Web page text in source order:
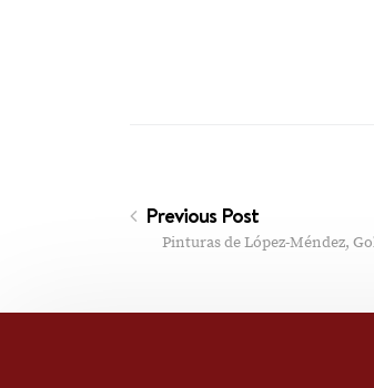
Previous Post
Pinturas de López-Méndez,